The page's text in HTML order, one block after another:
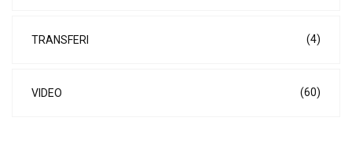
TRANSFERI (4)
VIDEO (60)